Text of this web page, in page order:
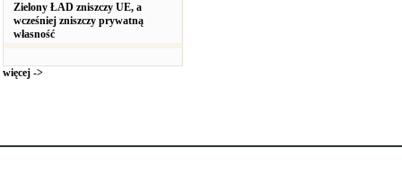
Zielony ŁAD zniszczy UE, a
wcześniej zniszczy prywatną
własność
więcej ->